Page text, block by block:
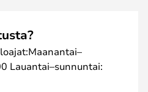
Lauantai–sunnuntai: